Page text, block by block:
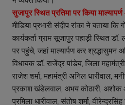
सुजापुर स्थित प्रतिमा पर किया माल्यापर्ण
मीडिया प्रभारी संदीप रांका ने बताया
कार्यकर्ता ग्राम सूजापुर पहाड़ी स्थित डॉ.
पर पहुंचे, जहां माल्यार्पण कर श्रद्धासुमन
विधायक डॉ. राजेंद्र पांडेय, जिला
राजेश शर्मा, महामंत्री अनिल धारीवाल,
प्रकाश खंडेलवाल, अभय कोठारी, अशोक
प्रमिला धारीवाल, संतोष शर्मा,